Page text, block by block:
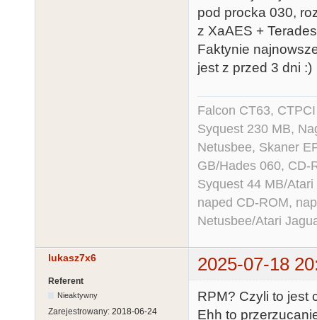
pod procka 030,
z XaAES +
Faktynie
jest z przed 3 dni :)
Falcon CT63,
Syquest 230 MB,
Netusbee, Skaner
GB/Hades 060, CD-
Syquest 44 MB/
naped CD-ROM,
Netusbee/Atari
lukasz7x6 2025-07-18
Referent
Nieaktywny
Zarejestrowany: 2018-06-24
RPM? Czyli to jest
Ehh to